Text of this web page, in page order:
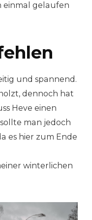
einmal gelaufen
und spannend.
dennoch hat
Heve einen
man jedoch
es hier zum Ende
winterlichen